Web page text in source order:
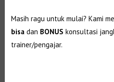
Masih ragu untuk mulai? Kami
bisa dan BONUS konsultasi
trainer/pengajar.